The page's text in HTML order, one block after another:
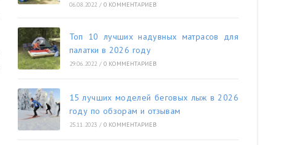
06.08.2022 / 0 КОММЕНТАРИЕВ
Топ 10 лучших надувных матрасов для
палатки в 2026 году
29.06.2022 / 0 КОММЕНТАРИЕВ
15 лучших моделей беговых лыж в 2026
году по обзорам и отзывам
25.11.2023 / 0 КОММЕНТАРИЕВ